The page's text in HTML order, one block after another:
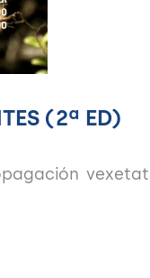
(2ª ED)